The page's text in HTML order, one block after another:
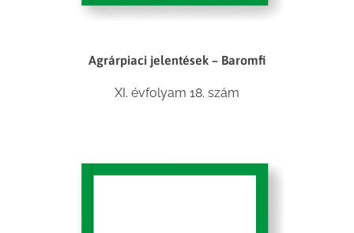
Agrárpiaci jelentések – Baromfi
XI. évfolyam 18. szám